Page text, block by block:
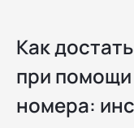
Как
при помощи
номера: